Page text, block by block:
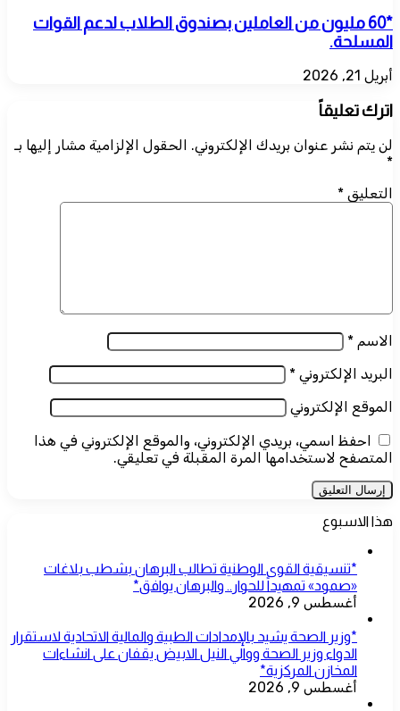
*60 مليون من العاملين بصندوق الطلاب لدعم القوات
المسلحة.
أبريل 21, 2026
اترك تعليقاً
لن يتم نشر عنوان بريدك الإلكتروني. الحقول الإلزامية مشار إليها بـ
*
التعليق *
الاسم *
البريد الإلكتروني *
الموقع الإلكتروني
احفظ اسمي، بريدي الإلكتروني، والموقع الإلكتروني في هذا
المتصفح لاستخدامها المرة المقبلة في تعليقي.
هذا الاسبوع
*تنسيقية القوى الوطنية تطالب البرهان بشطب بلاغات
«صمود» تمهيداً للحوار.. والبرهان يوافق*
أغسطس 9, 2026
*وزير الصحة يشيد بالإمدادات الطبية والمالية الاتحادية لاستقرار
الدواء وزير الصحة ووالي النيل الابيض يقفان على انشاءات
المخازن المركزية*
أغسطس 9, 2026